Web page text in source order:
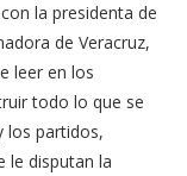
la presidenta de
de Veracruz,
leer en los
todo lo que se
los partidos,
le disputan la